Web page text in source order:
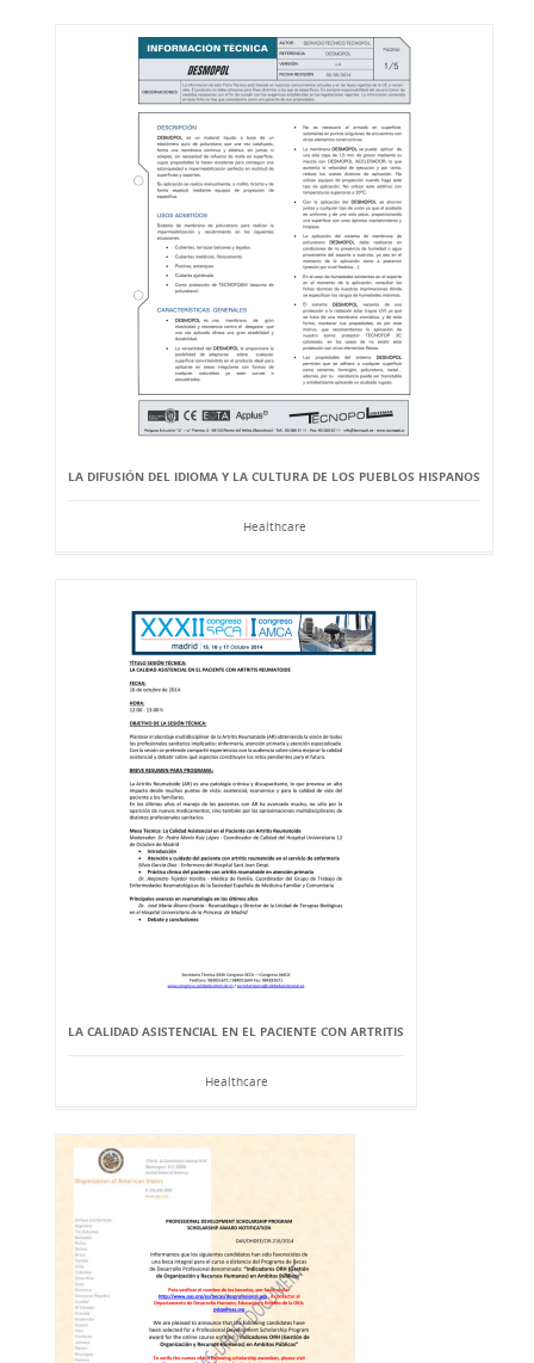
LA DIFUSIÓN DEL IDIOMA Y LA CULTURA DE LOS PUEBLOS HISPANOS
Healthcare
LA CALIDAD ASISTENCIAL EN EL PACIENTE CON ARTRITIS
Healthcare